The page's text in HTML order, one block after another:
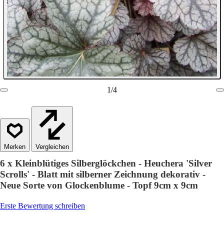
1/4
Vergleichen
6 x Kleinblütiges Silberglöckchen - Heuchera 'Silver
Scrolls' - Blatt mit silberner Zeichnung dekorativ -
Neue Sorte von Glockenblume - Topf 9cm x 9cm
Erste Bewertung schreiben